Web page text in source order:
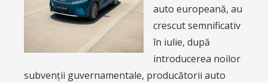
auto europeană, au
crescut semnificativ
în iulie, după
introducerea noilor
subvenții guvernamentale, producătorii auto